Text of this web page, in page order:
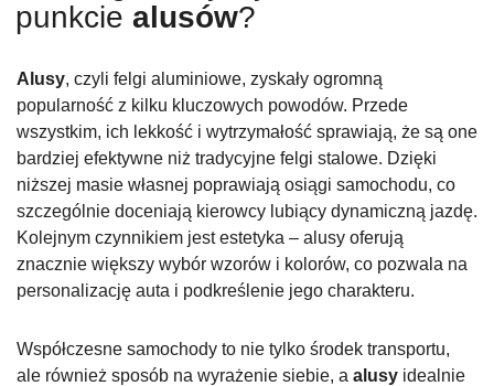
punkcie alusów?
Alusy, czyli felgi aluminiowe, zyskały ogromną
popularność z kilku kluczowych powodów. Przede
wszystkim, ich lekkość i wytrzymałość sprawiają, że są one
bardziej efektywne niż tradycyjne felgi stalowe. Dzięki
niższej masie własnej poprawiają osiągi samochodu, co
szczególnie doceniają kierowcy lubiący dynamiczną jazdę.
Kolejnym czynnikiem jest estetyka – alusy oferują
znacznie większy wybór wzorów i kolorów, co pozwala na
personalizację auta i podkreślenie jego charakteru.
Współczesne samochody to nie tylko środek transportu,
ale również sposób na wyrażenie siebie, a alusy idealnie